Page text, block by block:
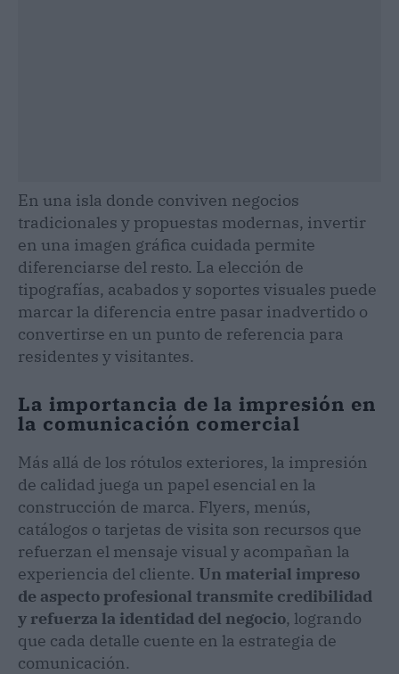
En una isla donde conviven negocios
tradicionales y propuestas modernas, invertir
en una imagen gráfica cuidada permite
diferenciarse del resto. La elección de
tipografías, acabados y soportes visuales puede
marcar la diferencia entre pasar inadvertido o
convertirse en un punto de referencia para
residentes y visitantes.
La importancia de la impresión en
la comunicación comercial
Más allá de los rótulos exteriores, la impresión
de calidad juega un papel esencial en la
construcción de marca. Flyers, menús,
catálogos o tarjetas de visita son recursos que
refuerzan el mensaje visual y acompañan la
experiencia del cliente. Un material impreso
de aspecto profesional transmite credibilidad
y refuerza la identidad del negocio, logrando
que cada detalle cuente en la estrategia de
comunicación.